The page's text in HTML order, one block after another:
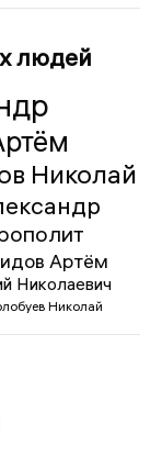
людей
Николай
Артём
Николаевич
Николай